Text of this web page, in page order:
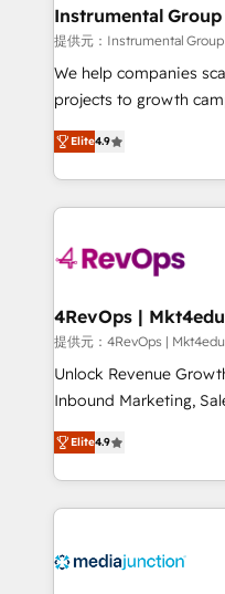
Premier Partner 2023
Won HubSpot Theme
HubSpot Rising Star Why us? Harnessing the full
potential of the powerful
HubSpot experience
Hourly-fee (assigned
requirement).
far with our HubSpot
Instrumental Group
提供元：Instrumental Group
We help companies
projects to growth
Hire an agency that's
HubSpot and willing to
team to simplify the
experience for your
Elite4.9
提供元：4RevOps |
Unlock Revenue
Inbound Marketing,
specialize in driving
across industries
and customer success
methodologies. As
offer unparalleled insights. Operating
Elite4.9